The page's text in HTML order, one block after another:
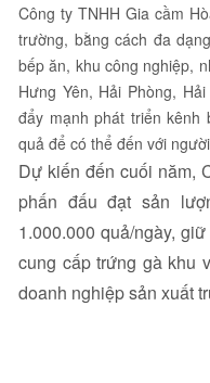
Công ty TNHH Gia cầm
trường, bằng cách đa
bếp ăn, khu công nghiệp,
Hưng Yên, Hải Phòng,
đẩy mạnh phát triển
quả để có thể đến với
Dự kiến đến cuối năm,
phấn đấu đạt sản
1.000.000 quả/ngày,
cung cấp trứng gà khu
doanh nghiệp sản xuất